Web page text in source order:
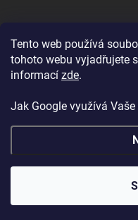
Tento web používá
tohoto webu vyjadřujete
informací zde.
Jak Google využívá